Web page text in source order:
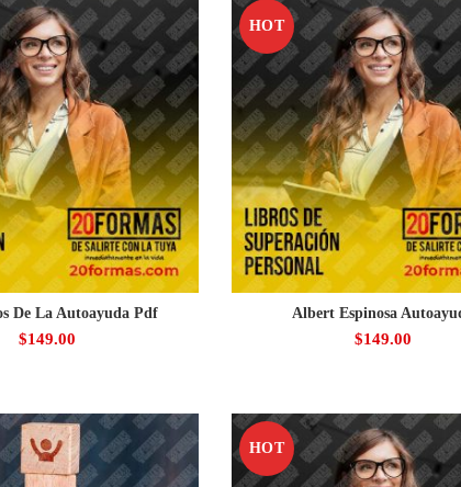
De La Autoayuda Pdf
$149.00
HOT
Albert Espinosa
$149.00
HOT